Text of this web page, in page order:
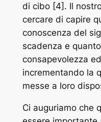
di cibo [4]. Il
cercare di capire
conoscenza del
scadenza e
consapevolezza
incrementando la
messe a loro
Ci auguriamo che